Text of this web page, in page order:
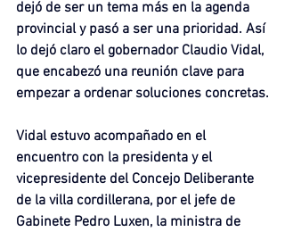
dejó de ser un tema más en la agenda
provincial y pasó a ser una prioridad. Así
lo dejó claro el gobernador Claudio Vidal,
que encabezó una reunión clave para
empezar a ordenar soluciones concretas.
Vidal estuvo acompañado en el
encuentro con la presidenta y el
vicepresidente del Concejo Deliberante
de la villa cordillerana, por el jefe de
Gabinete Pedro Luxen, la ministra de